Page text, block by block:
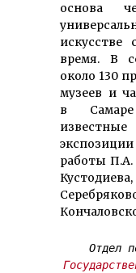
основа
время. В
около 130
музеев и
в Самаре
работы П.А.
Отдел